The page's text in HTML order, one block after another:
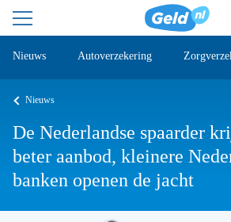
Nieuws Autoverzekering
Nieuws
De Nederlandse spaarder
beter aanbod, kleinere
banken openen de jacht